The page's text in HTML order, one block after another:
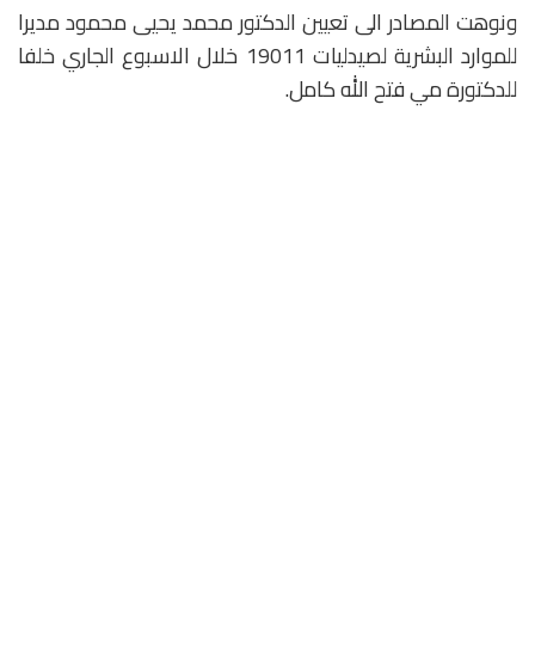
ونوهت المصادر الى تعيين الدكتور محمد يحيى محمود مديرا
للموارد البشرية لصيدليات 19011 خلال الاسبوع الجاري خلفا
للدكتورة مي فتح الله كامل.